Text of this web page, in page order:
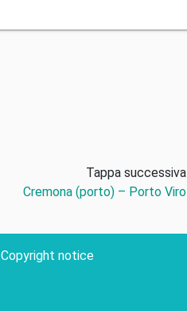
Tappa successiva
Cremona (porto) – Porto Viro
Copyright notice